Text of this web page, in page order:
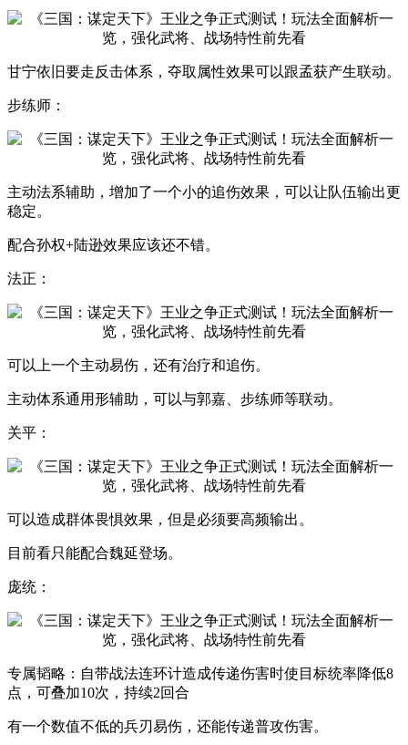
甘宁依旧要走反击体系，夺取属性效果可以跟孟获产生联动。
步练师：
主动法系辅助，增加了一个小的追伤效果，可以让队伍输出更
稳定。
配合孙权+陆逊效果应该还不错。
法正：
可以上一个主动易伤，还有治疗和追伤。
主动体系通用形辅助，可以与郭嘉、步练师等联动。
关平：
可以造成群体畏惧效果，但是必须要高频输出。
目前看只能配合魏延登场。
庞统：
专属韬略：自带战法连环计造成传递伤害时使目标统率降低8
点，可叠加10次，持续2回合
有一个数值不低的兵刃易伤，还能传递普攻伤害。